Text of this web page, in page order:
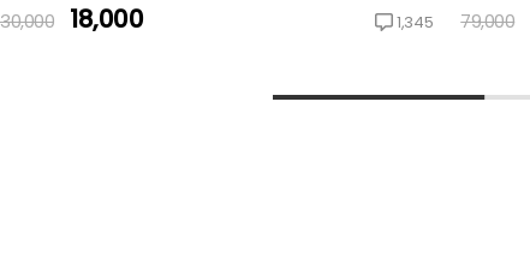
30,000 18,000 1,345 79,000